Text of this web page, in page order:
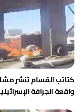
كتائب القسام تنشر
واقعة الجرافة